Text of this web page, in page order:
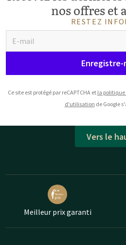
nos offres et
RESTEZ
Enregistre-
Ce site est protégé par reCAPTCHA et la
d'utilisation de Google
Vers le
Meilleur prix garanti